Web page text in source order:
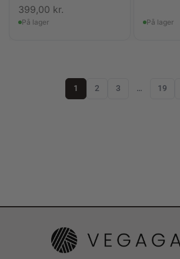
399,00 kr.
På lager På lager
1 2 3 … 19